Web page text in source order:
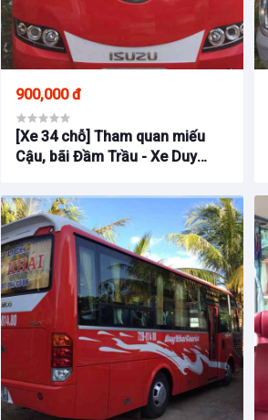
900,000 đ
[Xe 34 chỗ] Tham quan miếu
Cậu, bãi Đầm Trầu - Xe Duy